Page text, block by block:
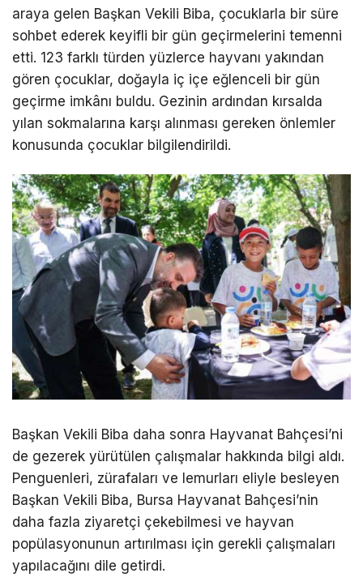
araya gelen Başkan Vekili Biba, çocuklarla bir süre
sohbet ederek keyifli bir gün geçirmelerini temenni
etti. 123 farklı türden yüzlerce hayvanı yakından
gören çocuklar, doğayla iç içe eğlenceli bir gün
geçirme imkânı buldu. Gezinin ardından kırsalda
yılan sokmalarına karşı alınması gereken önlemler
konusunda çocuklar bilgilendirildi.
Başkan Vekili Biba daha sonra Hayvanat Bahçesi’ni
de gezerek yürütülen çalışmalar hakkında bilgi aldı.
Penguenleri, zürafaları ve lemurları eliyle besleyen
Başkan Vekili Biba, Bursa Hayvanat Bahçesi’nin
daha fazla ziyaretçi çekebilmesi ve hayvan
popülasyonunun artırılması için gerekli çalışmaları
yapılacağını dile getirdi.